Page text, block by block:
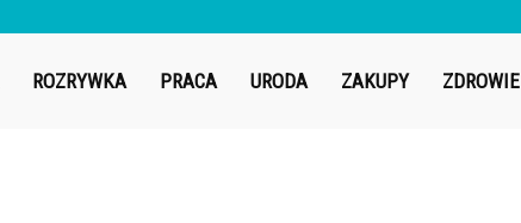
ROZRYWKA PRACA URODA ZAKUPY ZDROWIE